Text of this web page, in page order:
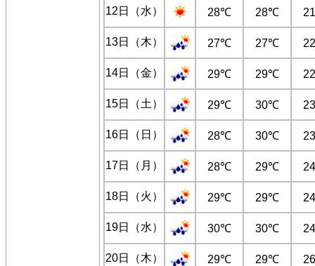
12日（水） 28℃ 28℃
13日（木） 27℃ 27℃
14日（金） 29℃ 29℃
15日（土） 29℃ 30℃
16日（日） 28℃ 30℃
17日（月） 28℃ 29℃
18日（火） 29℃ 29℃
19日（水） 30℃ 30℃
20日（木） 29℃ 29℃